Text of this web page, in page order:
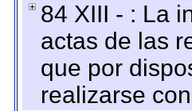
84 XIII - : La
actas de las
que por
realizarse